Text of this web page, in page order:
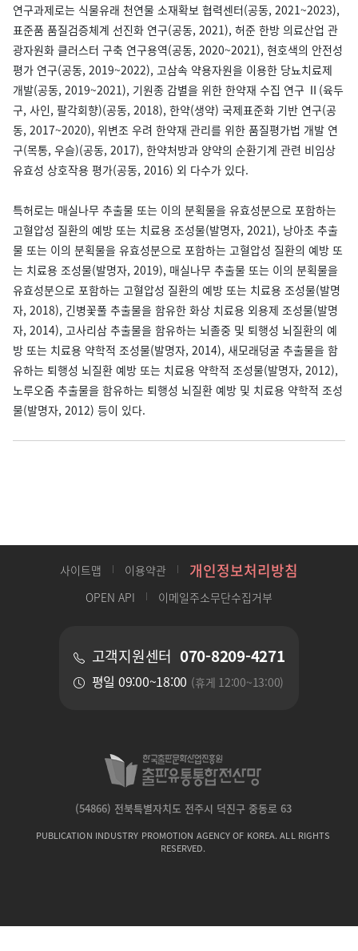
연구과제로는 식물유래 천연물 소재확보 협력센터(공동, 2021~2023),
표준품 품질검증체계 선진화 연구(공동, 2021), 허준 한방 의료산업 관
광자원화 클러스터 구축 연구용역(공동, 2020~2021), 현호색의 안전성
평가 연구(공동, 2019~2022), 고삼속 약용자원을 이용한 당뇨치료제
개발(공동, 2019~2021), 기원종 감별을 위한 한약재 수집 연구 Ⅱ(육두
구, 사인, 팔각회향)(공동, 2018), 한약(생약) 국제표준화 기반 연구(공
동, 2017~2020), 위변조 우려 한약재 관리를 위한 품질평가법 개발 연
구(목통, 우슬)(공동, 2017), 한약처방과 양약의 순환기계 관련 비임상
유효성 상호작용 평가(공동, 2016) 외 다수가 있다.
특허로는 매실나무 추출물 또는 이의 분획물을 유효성분으로 포함하는
고혈압성 질환의 예방 또는 치료용 조성물(발명자, 2021), 낭아초 추출
물 또는 이의 분획물을 유효성분으로 포함하는 고혈압성 질환의 예방 또
는 치료용 조성물(발명자, 2019), 매실나무 추출물 또는 이의 분획물을
유효성분으로 포함하는 고혈압성 질환의 예방 또는 치료용 조성물(발명
자, 2018), 긴병꽃풀 추출물을 함유한 화상 치료용 외용제 조성물(발명
자, 2014), 고사리삼 추출물을 함유하는 뇌졸중 및 퇴행성 뇌질환의 예
방 또는 치료용 약학적 조성물(발명자, 2014), 새모래덩굴 추출물을 함
유하는 퇴행성 뇌질환 예방 또는 치료용 약학적 조성물(발명자, 2012),
노루오줌 추출물을 함유하는 퇴행성 뇌질환 예방 및 치료용 약학적 조성
물(발명자, 2012) 등이 있다.
사이트맵 이용약관 개인정보처리방침
OPEN API 이메일주소무단수집거부
고객지원센터 070-8209-4271
평일 09:00~18:00 (휴게 12:00~13:00)
(54866) 전북특별자치도 전주시 덕진구 중동로 63
PUBLICATION INDUSTRY PROMOTION AGENCY OF KOREA. ALL RIGHTS
RESERVED.